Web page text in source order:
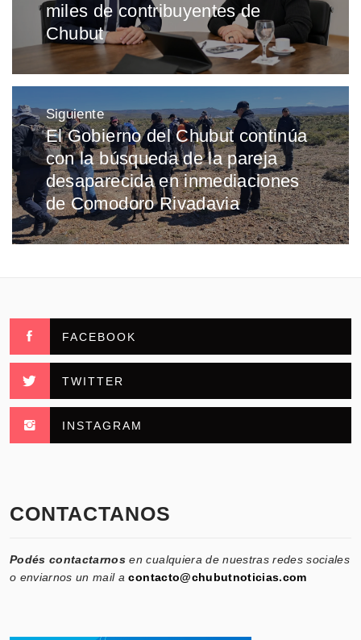
miles de contribuyentes de
Chubut
Siguiente
Entrada
siguiente:
El Gobierno del Chubut continúa
con la búsqueda de la pareja
desaparecida en inmediaciones
de Comodoro Rivadavia
FACEBOOK
TWITTER
INSTAGRAM
CONTACTANOS
Podés contactarnos en cualquiera de nuestras redes sociales
o enviarnos un mail acontacto@chubutnoticias.com